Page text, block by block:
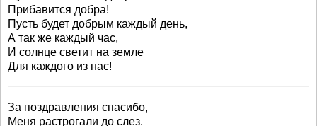
Прибавится добра!
Пусть будет добрым каждый день,
А так же каждый час,
И солнце светит на земле
Для каждого из нас!
За поздравления спасибо,
Меня растрогали до слез.